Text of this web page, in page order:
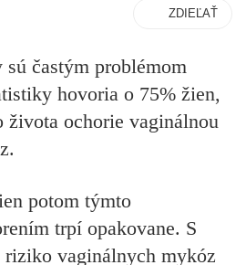
ZDIEĽAŤ
častým problémom
hovoria o 75% žien,
života ochorie vaginálnou
potom týmto
trpí opakovane. S
vaginálnych mykóz